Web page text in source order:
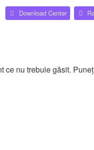
Download Center
ce nu trebuie găsit.